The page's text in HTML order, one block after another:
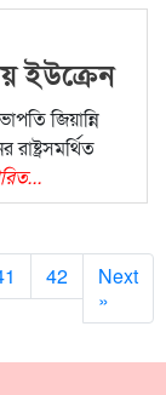
ইউক্রেন
জিয়ান্নি
42
Next
»